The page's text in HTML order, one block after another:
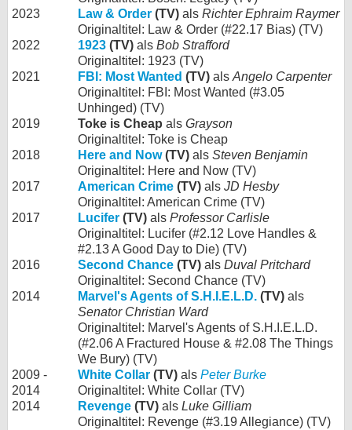
2023
Law & Order (TV) als Richter Ephraim Raymer
Originaltitel: Law & Order (#22.17 Bias) (TV)
2022
1923 (TV) als Bob Strafford
Originaltitel: 1923 (TV)
2021
FBI: Most Wanted (TV) als Angelo Carpenter
Originaltitel: FBI: Most Wanted (#3.05
Unhinged) (TV)
2019
Toke is Cheap als Grayson
Originaltitel: Toke is Cheap
2018
Here and Now(TV) als Steven Benjamin
Originaltitel: Here and Now (TV)
2017
American Crime (TV) als JD Hesby
Originaltitel: American Crime (TV)
2017
Lucifer (TV) als Professor Carlisle
Originaltitel: Lucifer (#2.12 Love Handles &
#2.13 A Good Day to Die) (TV)
2016
Second Chance (TV) als Duval Pritchard
Originaltitel: Second Chance (TV)
2014
Marvel's Agents of S.H.I.E.L.D. (TV) als
Senator Christian Ward
Originaltitel: Marvel's Agents of S.H.I.E.L.D.
(#2.06 A Fractured House & #2.08 The Things
We Bury) (TV)
2009 -
2014
White Collar (TV) als Peter Burke
Originaltitel: White Collar (TV)
2014
Revenge (TV) als Luke Gilliam
Originaltitel: Revenge (#3.19 Allegiance) (TV)